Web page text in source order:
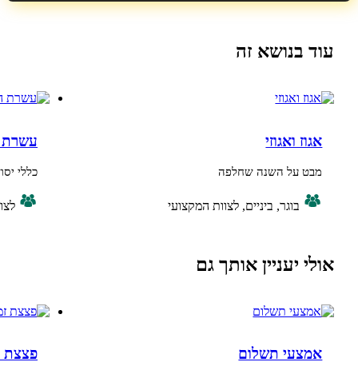
זה
השנה שחלפה
בוגר, ביניים, לצוות המקצועי
עשרת הדברות
כללי יסוד לפעילות
לצוות המקצועי
אותך גם
תשלום